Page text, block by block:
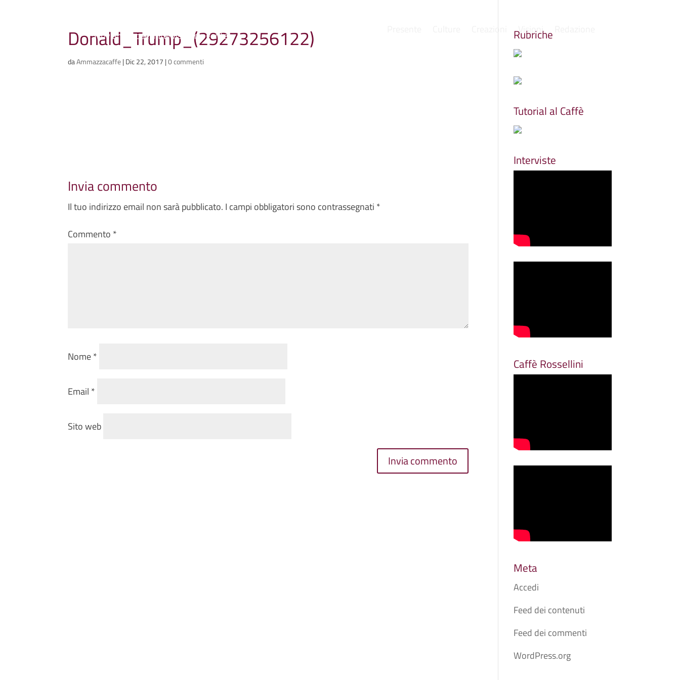
Scriviamo cose, intervistiamo gente Visioni
Donald_Trump_(29273256122)
daAmmazzacaffe|Dic 22, 2017 |0 commenti
Invia commento
Il tuo indirizzo email non sarà pubblicato. I campi obbligatori sono contrassegnati *
Commento *
Nome*
Email *
Sito web
Rubriche
Tutorial al Caffè
Interviste
Caffè Rossellini
Meta
Accedi
Feed dei contenuti
Feed dei commenti
WordPress.org